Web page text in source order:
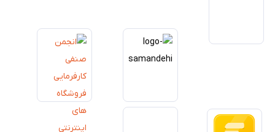
سمت تحقق این چشم‌انداز حرکت می‌کند.